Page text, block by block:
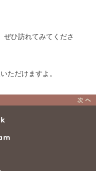
ぜひ訪れてみてくださ
ただけますよ。